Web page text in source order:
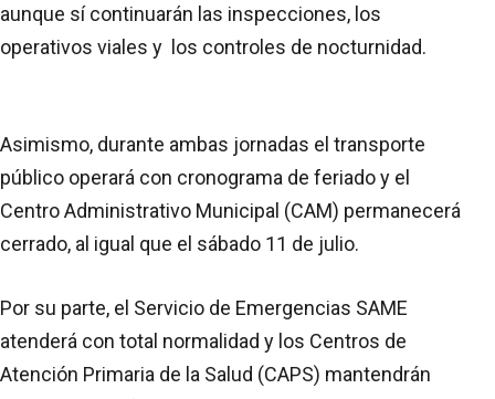
aunque sí continuarán las inspecciones, los
operativos viales y los controles de nocturnidad.
Asimismo, durante ambas jornadas el transporte
público operará con cronograma de feriado y el
Centro Administrativo Municipal (CAM) permanecerá
cerrado, al igual que el sábado 11 de julio.
Por su parte, el Servicio de Emergencias SAME
atenderá con total normalidad y los Centros de
Atención Primaria de la Salud (CAPS) mantendrán